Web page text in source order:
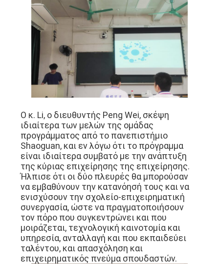
Ο κ. Li, ο διευθυντής Peng Wei, σκέψη
ιδιαίτερα των μελών της ομάδας
προγράμματος από το πανεπιστήμιο
Shaoguan, και εν λόγω ότι το πρόγραμμα
είναι ιδιαίτερα συμβατό με την ανάπτυξη
της κύριας επιχείρησης της επιχείρησης.
Ήλπισε ότι οι δύο πλευρές θα μπορούσαν
να εμβαθύνουν την κατανόησή τους και να
ενισχύσουν την σχολείο-επιχειρηματική
συνεργασία, ώστε να πραγματοποιήσουν
τον πόρο που συγκεντρώνει και που
μοιράζεται, τεχνολογική καινοτομία και
υπηρεσία, ανταλλαγή και που εκπαιδεύει
ταλέντου, και απασχόληση και
επιχειρηματικός πνεύμα σπουδαστών.